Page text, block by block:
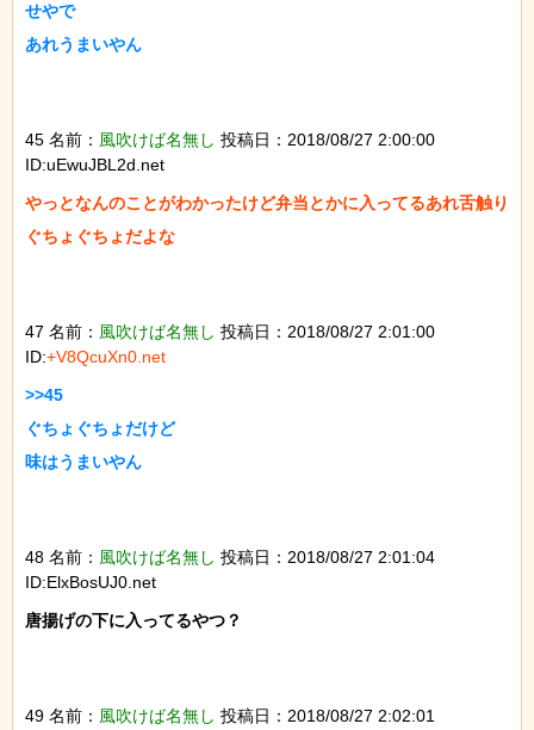
せやで
あれうまいやん
45 名前： 風吹けば名無し 投稿日：2018/08/27 2:00:00
ID:uEwuJBL2d.net
やっとなんのことがわかったけど弁当とかに入ってるあれ舌触り
ぐちょぐちょだよな
47 名前： 風吹けば名無し 投稿日：2018/08/27 2:01:00
ID:+V8QcuXn0.net
>>45
ぐちょぐちょだけど
味はうまいやん
48 名前： 風吹けば名無し 投稿日：2018/08/27 2:01:04
ID:ElxBosUJ0.net
唐揚げの下に入ってるやつ？
49 名前： 風吹けば名無し 投稿日：2018/08/27 2:02:01